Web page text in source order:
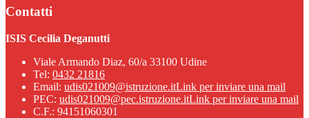
Contatti
ISIS Cecilia Deganutti
Viale Armando Diaz, 60/a 33100 Udine
Tel: 0432 21816
Email: udis021009@istruzione.itLink per inviare una mail
PEC: udis021009@pec.istruzione.itLink per inviare una mail
C.F.: 94151060301